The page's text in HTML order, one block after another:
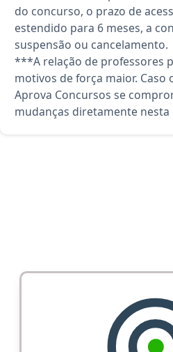
do concurso, o prazo de
estendido para 6 meses, a
suspensão ou cancelamento.
***A relação de professores
motivos de força maior. Caso
Aprova Concursos se
mudanças diretamente